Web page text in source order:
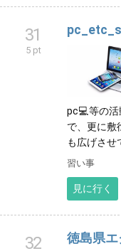
31
5 pt
pc💻等の活
で、更に敷
も広げさせ
習い事
見に行く
32 徳島県